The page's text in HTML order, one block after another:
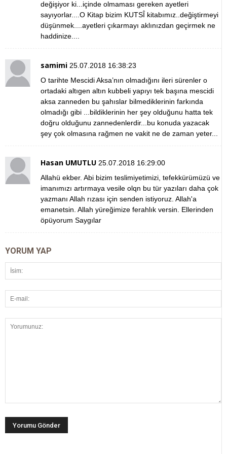
değişiyor ki...içinde olmaması gereken ayetleri
sayıyorlar....O Kitap bizim KUTSÎ kitabımız..değiştirmeyi
düşünmek....ayetleri çıkarmayı aklınızdan geçirmek ne
haddinize....
samimi 25.07.2018 16:38:23
O tarihte Mescidi Aksa’nın olmadığını ileri sürenler o
ortadaki altıgen altın kubbeli yapıyı tek başına mescidi
aksa zanneden bu şahıslar bilmediklerinin farkında
olmadığı gibi ...bildiklerinin her şey olduğunu hatta tek
doğru olduğunu zannedenlerdir...bu konuda yazacak
şey çok olmasına rağmen ne vakit ne de zaman yeter...
Hasan UMUTLU 25.07.2018 16:29:00
Allahü ekber. Abi bizim teslimiyetimizi, tefekkürümüzü ve
imanımızı artırmaya vesile olqn bu tür yazıları daha çok
yazmanı Allah rızası için senden istiyoruz. Allah'a
emanetsin. Allah yüreğimize ferahlık versin. Ellerinden
öpüyorum Saygılar
YORUM YAP